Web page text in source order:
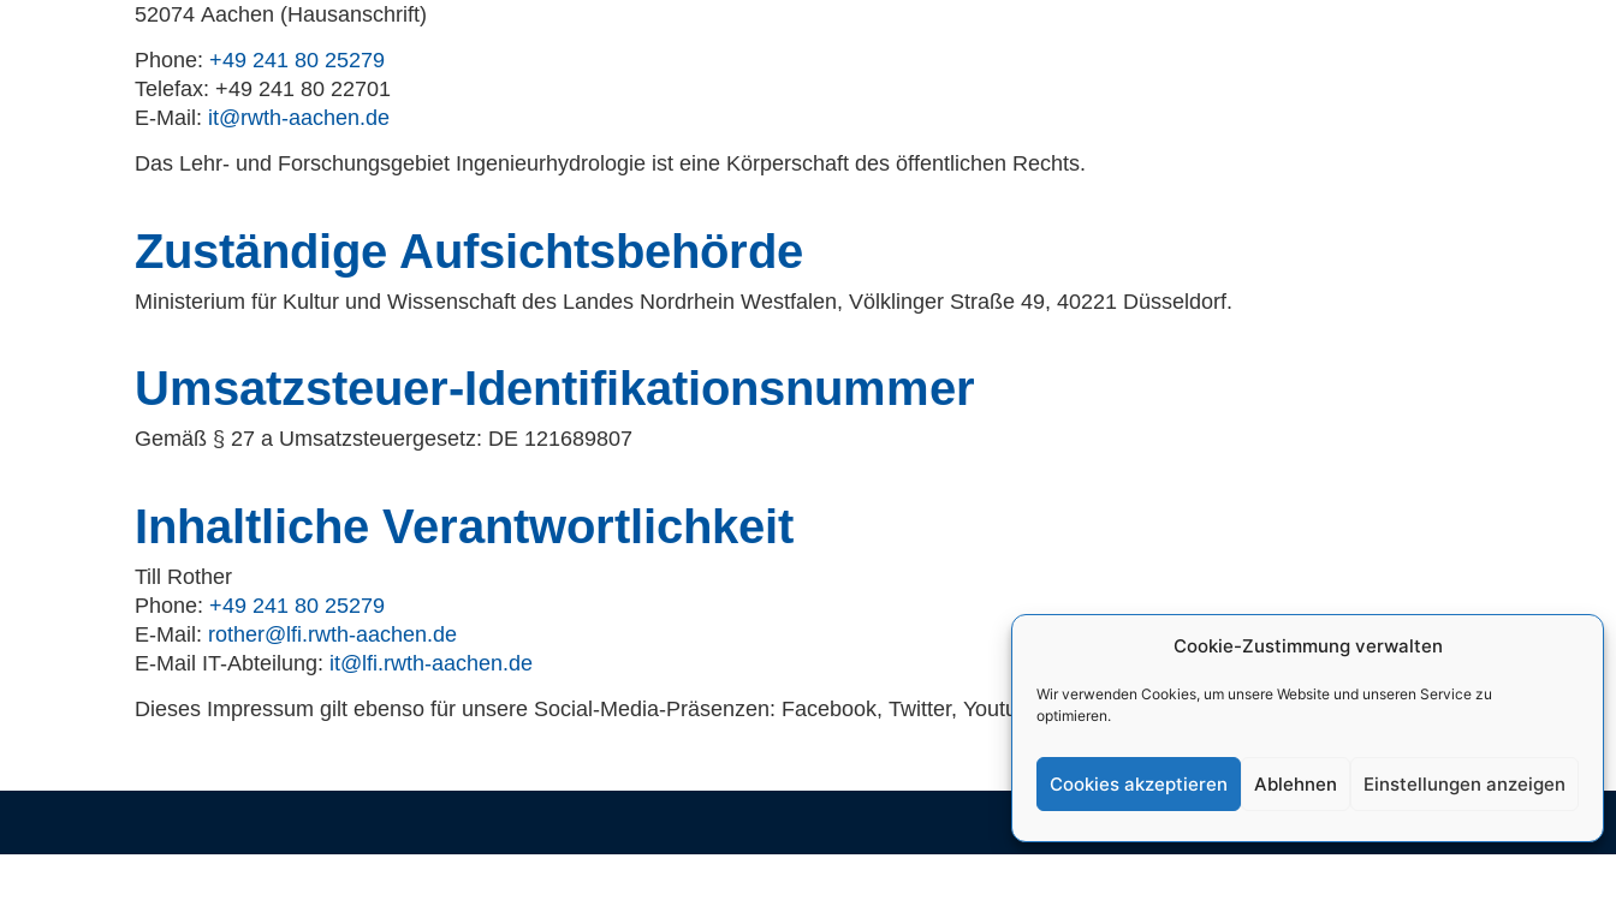
Cookie-Zustimmung verwalten
Wir verwenden Cookies, um unsere Website und unseren Service zu
optimieren.
Cookies akzeptieren Ablehnen Einstellungen anzeigen
52074 Aachen (Hausanschrift)
Phone: +49 241 80 25279
Telefax: +49 241 80 22701
E-Mail: it@rwth-aachen.de
Das Lehr- und Forschungsgebiet Ingenieurhydrologie ist eine Körperschaft des öffentlichen Rechts.
Zuständige Aufsichtsbehörde
Ministerium für Kultur und Wissenschaft des Landes Nordrhein Westfalen, Völklinger Straße 49, 40221 Düsseldorf.
Umsatzsteuer-Identifikationsnummer
Gemäß § 27 a Umsatzsteuergesetz: DE 121689807
Inhaltliche Verantwortlichkeit
Till Rother
Phone: +49 241 80 25279
E-Mail: rother@lfi.rwth-aachen.de
E-Mail IT-Abteilung: it@lfi.rwth-aachen.de
Dieses Impressum gilt ebenso für unsere Social-Media-Präsenzen: Facebook, Twitter, Youtube, Instagram.